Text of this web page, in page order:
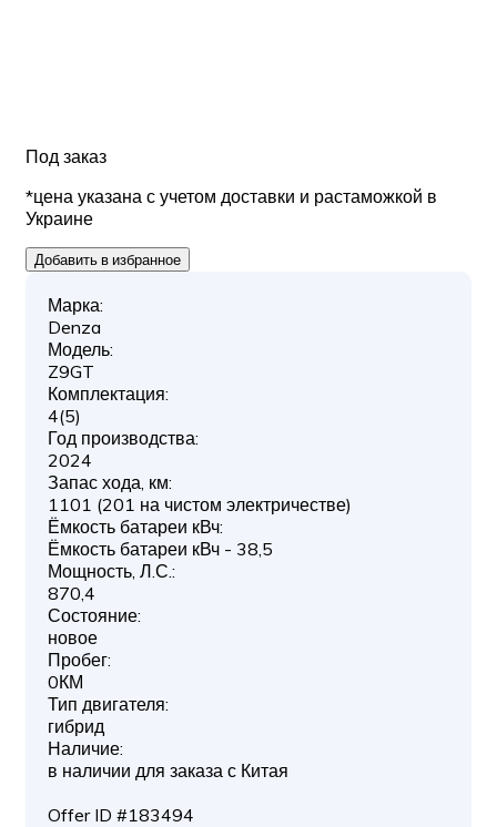
Под заказ
*цена указана с учетом доставки и растаможкой в
Украине
Добавить в избранное
Марка:
Denza
Модель:
Z9GT
Комплектация:
4(5)
Год производства:
2024
Запас хода, км:
1101 (201 на чистом электричестве)
Ёмкость батареи кВч:
Ёмкость батареи кВч - 38,5
Мощность, Л.С.:
870,4
Состояние:
новое
Пробег:
0КМ
Тип двигателя:
гибрид
Наличие:
в наличии для заказа с Китая
Offer ID #183494